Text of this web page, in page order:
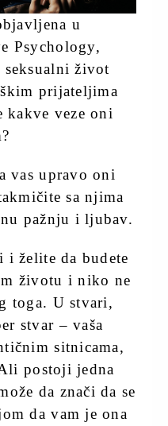
u
Psychology,
seksualni život
prijateljima
kakve veze oni
vas upravo oni
sa njima
pažnju i ljubav.
i želite da budete
životu i niko ne
toga. U stvari,
stvar – vaša
sitnicama,
postoji jedna
da znači da se
da vam je ona